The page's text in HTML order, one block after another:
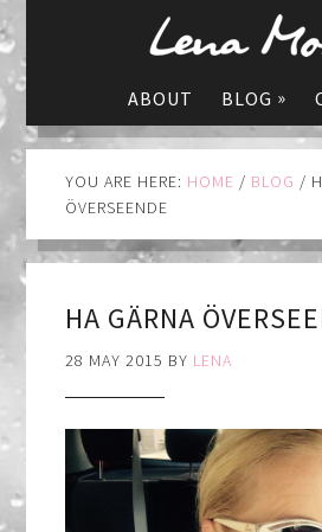
ABOUT BLOG »
YOU ARE HERE: HOME / BLOG /
ÖVERSEENDE
HA GÄRNA
28 MAY 2015 BY LENA